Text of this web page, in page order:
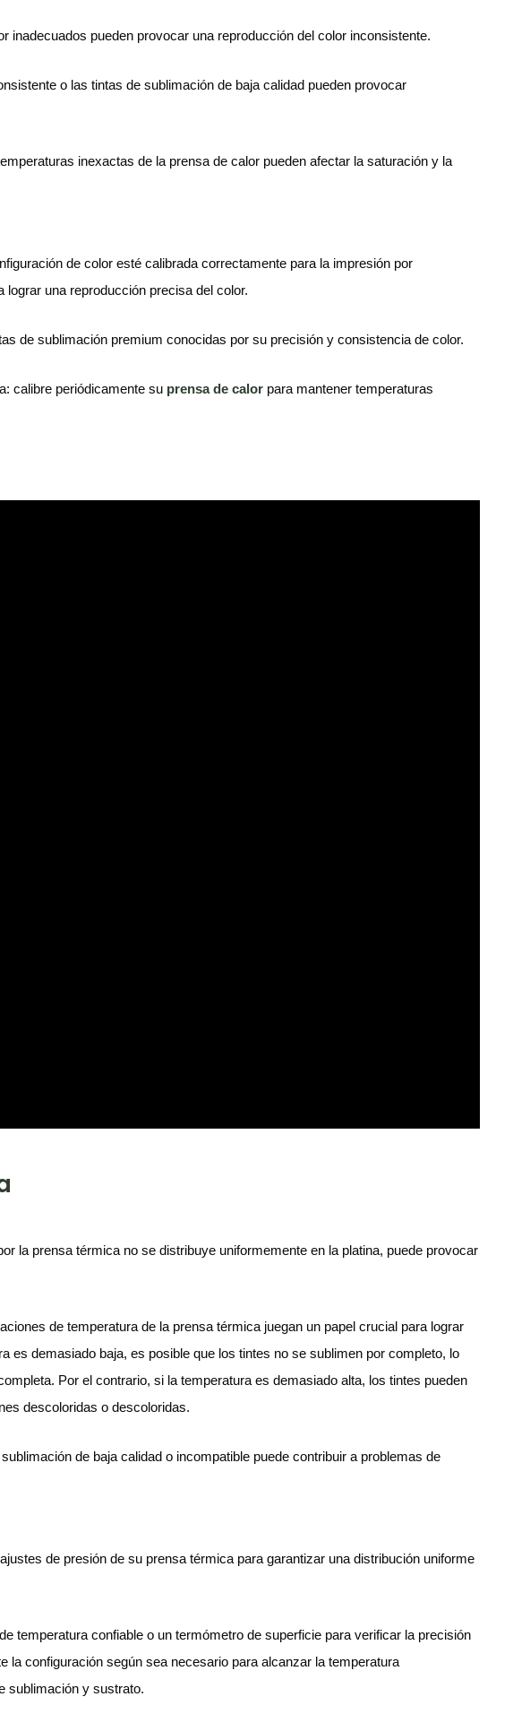
inadecuados pueden provocar una reproducción del color inconsistente.
o las tintas de sublimación de baja calidad pueden provocar
inexactas de la prensa de calor pueden afectar la saturación y la
de color esté calibrada correctamente para la impresión por
una reproducción precisa del color.
de sublimación premium conocidas por su precisión y consistencia de color.
calibre periódicamente su prensa de calor para mantener temperaturas
la prensa térmica no se distribuye uniformemente en la platina, puede provocar
de temperatura de la prensa térmica juegan un papel crucial para lograr
es demasiado baja, es posible que los tintes no se sublimen por completo, lo
Por el contrario, si la temperatura es demasiado alta, los tintes pueden
descoloridas o descoloridas.
de baja calidad o incompatible puede contribuir a problemas de
de presión de su prensa térmica para garantizar una distribución uniforme
temperatura confiable o un termómetro de superficie para verificar la precisión
la configuración según sea necesario para alcanzar la temperatura
sublimación y sustrato.